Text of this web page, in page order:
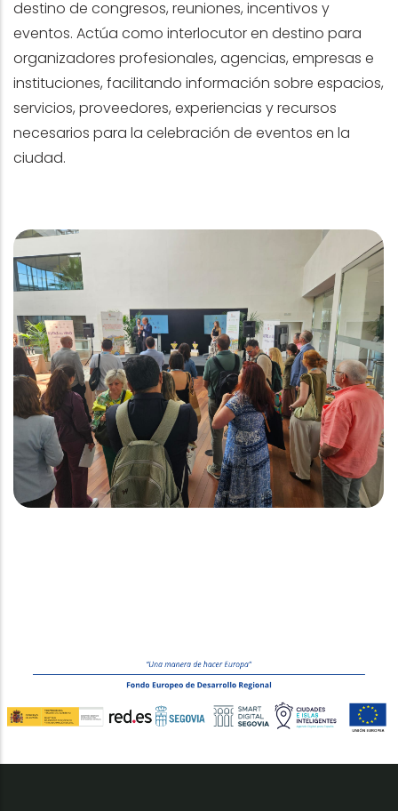
destino de congresos, reuniones, incentivos y
eventos. Actúa como interlocutor en destino para
organizadores profesionales, agencias, empresas e
instituciones, facilitando información sobre espacios,
servicios, proveedores, experiencias y recursos
necesarios para la celebración de eventos en la
ciudad.